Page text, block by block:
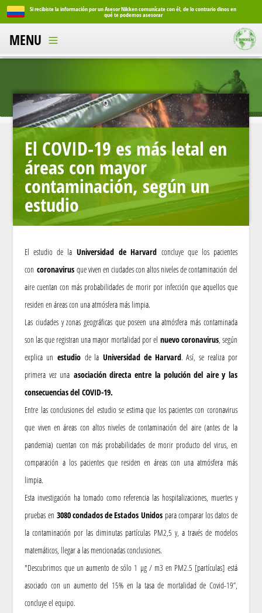
Si recibiste la información por un Asesor Nikken comunícate con él, de lo contrario dinos en
qué te podemos asesorar
MENU
El COVID-19 es más letal en
áreas con mayor
contaminación, según un
estudio
El estudio de laUniversidad de Harvardconcluye que los pacientes
con coronavirusque viven en ciudades con altos niveles de contaminación del
aire cuentan con más probabilidades de morir por infección que aquellos que
residen en áreas con una atmósfera más limpia.
Las ciudades y zonas geográficas que poseen una atmósfera más contaminada
son las que registran una mayor mortalidad por el nuevo coronavirus, según
explica un estudiode laUniversidad de Harvard. Así, se realiza por
primera vez una asociación directa entre la polución del aire y las
consecuencias del COVID-19.
Entre las conclusiones del estudio se estima que los pacientes con coronavirus
que viven en áreas con altos niveles de contaminación del aire (antes de la
pandemia) cuentan con más probabilidades de morir producto del virus, en
comparación a los pacientes que residen en áreas con una atmósfera más
limpia.
Esta investigación ha tomado como referencia las hospitalizaciones, muertes y
pruebas en 3080 condados de Estados Unidospara comparar los datos de
la contaminación por las diminutas partículas PM2,5 y, a través de modelos
matemáticos, llegar a las mencionadas conclusiones.
"Descubrimos que un aumento de sólo 1 μg / m3 en PM2.5 [partículas] está
asociado con un aumento del 15% en la tasa de mortalidad de Covid-19”,
concluye el equipo.